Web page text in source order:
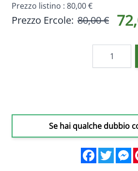
Prezzo listino : 80,00 €
Prezzo Ercole: 80,00 €
Se hai qualche dubbio
Facebook